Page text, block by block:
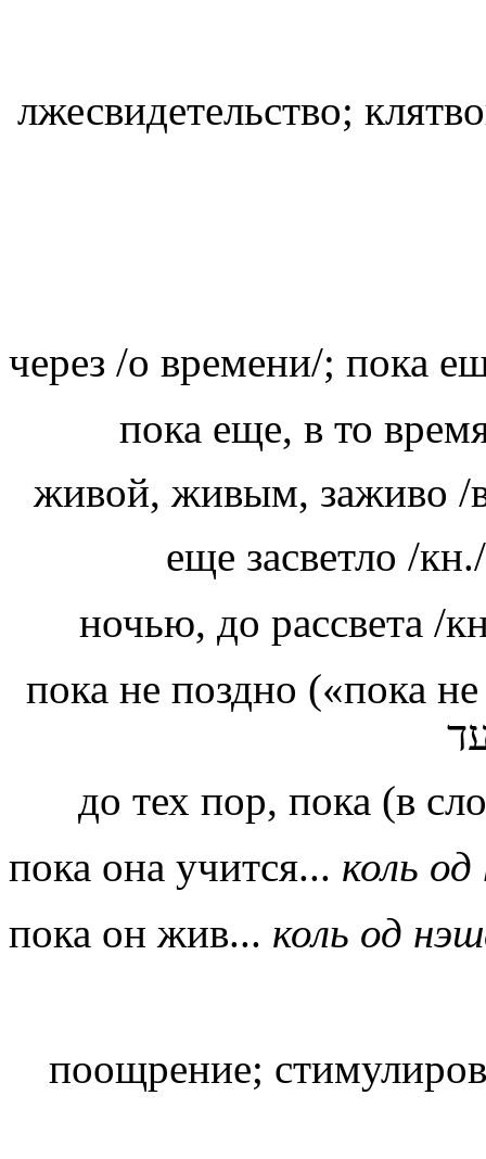
лжесвидетельство;
через /о времени/; пока
пока еще, в то
живой, живым, заживо
еще засветло /кн./
ночью, до рассвета /
пока не поздно («пока
до тех пор, пока (в
пока она учится... коль
пока он жив... коль од
поощрение;